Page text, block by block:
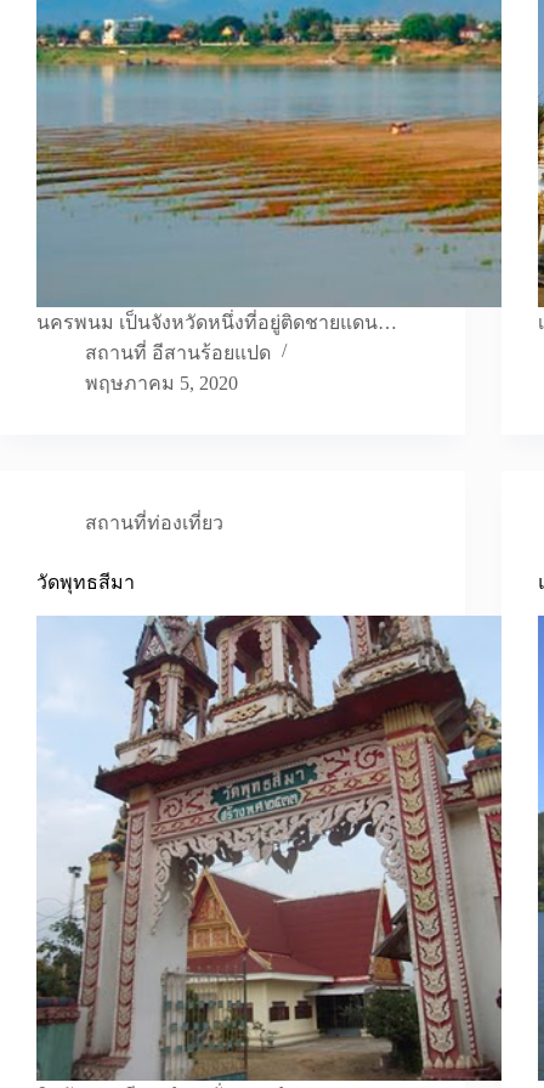
นครพนม เป็นจังหวัดหนึ่งที่อยู่ติดชายแดน…
สถานที่ อีสานร้อยแปด
พฤษภาคม 5, 2020
สถานที่ท่องเที่ยว
วัดพุทธสีมา